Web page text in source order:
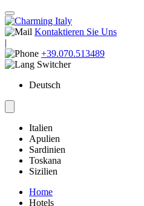
Kontaktieren Sie Uns
|
+39.070.513489
Deutsch
Italien
Apulien
Sardinien
Toskana
Sizilien
Home
Hotels